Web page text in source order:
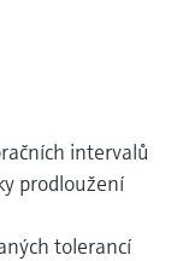
intervalů
prodloužení
tolerancí